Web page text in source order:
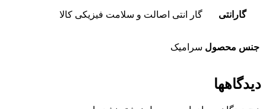
گارانتی گار انتی اصالت و سلامت فیزیکی کالا
جنس محصول سرامیک
دیدگاهها